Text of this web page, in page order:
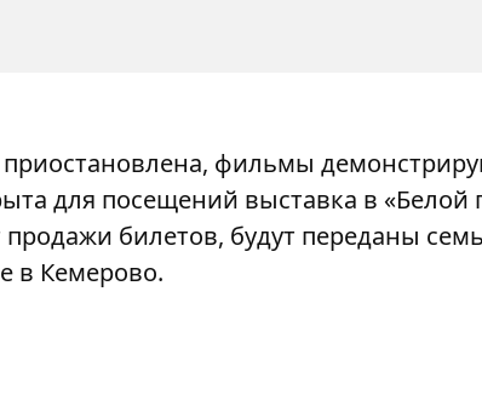
фильмы
для посещений выставка в «Белой
билетов, будут переданы
в Кемерово.